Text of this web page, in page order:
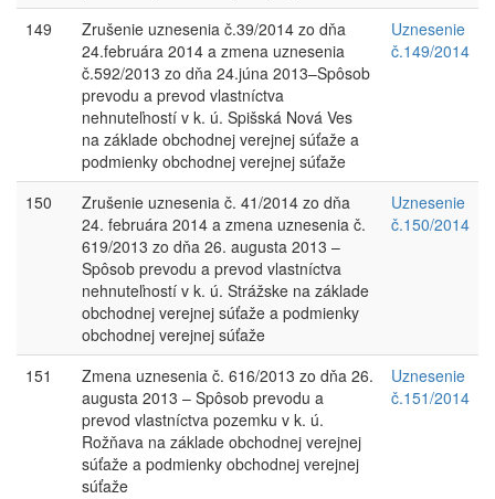
149
Zrušenie uznesenia č.39/2014 zo dňa
24.februára 2014 a zmena uznesenia
č.592/2013 zo dňa 24.júna 2013–Spôsob
prevodu a prevod vlastníctva
nehnuteľností v k. ú. Spišská Nová Ves
na základe obchodnej verejnej súťaže a
podmienky obchodnej verejnej súťaže
Uznesenie
č.149/2014
150
Zrušenie uznesenia č. 41/2014 zo dňa
24. februára 2014 a zmena uznesenia č.
619/2013 zo dňa 26. augusta 2013 –
Spôsob prevodu a prevod vlastníctva
nehnuteľností v k. ú. Strážske na základe
obchodnej verejnej súťaže a podmienky
obchodnej verejnej súťaže
Uznesenie
č.150/2014
151
Zmena uznesenia č. 616/2013 zo dňa 26.
augusta 2013 – Spôsob prevodu a
prevod vlastníctva pozemku v k. ú.
Rožňava na základe obchodnej verejnej
súťaže a podmienky obchodnej verejnej
súťaže
Uznesenie
č.151/2014